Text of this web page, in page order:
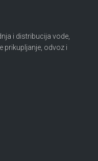
i distribucija vode,
prikupljanje, odvoz i